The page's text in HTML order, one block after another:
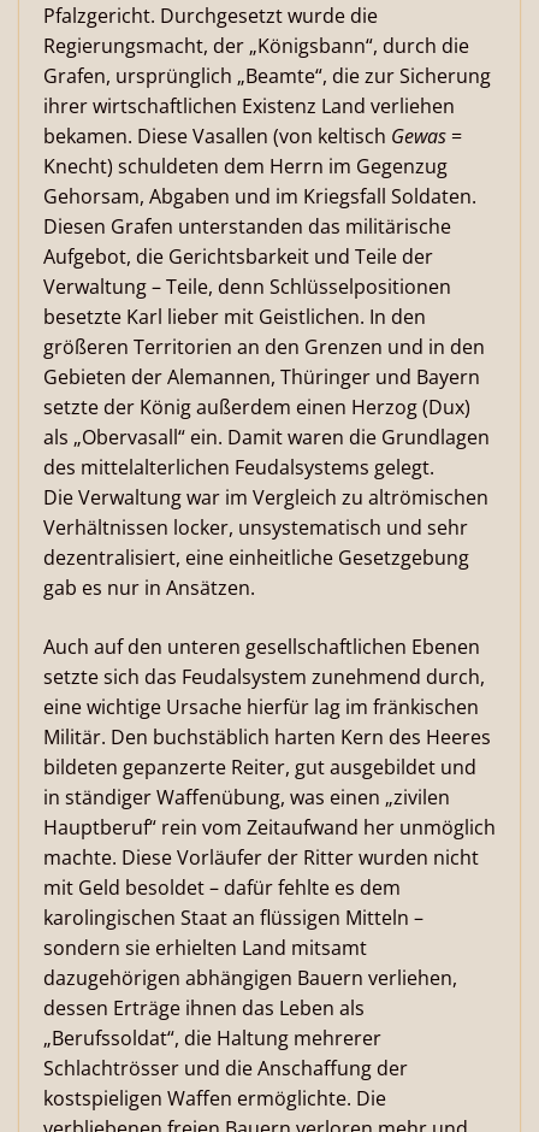
Pfalzgericht. Durchgesetzt wurde die
Regierungsmacht, der „Königsbann“, durch die
Grafen, ursprünglich „Beamte“, die zur Sicherung
ihrer wirtschaftlichen Existenz Land verliehen
bekamen. Diese Vasallen (von keltisch Gewas =
Knecht) schuldeten dem Herrn im Gegenzug
Gehorsam, Abgaben und im Kriegsfall Soldaten.
Diesen Grafen unterstanden das militärische
Aufgebot, die Gerichtsbarkeit und Teile der
Verwaltung – Teile, denn Schlüsselpositionen
besetzte Karl lieber mit Geistlichen. In den
größeren Territorien an den Grenzen und in den
Gebieten der Alemannen, Thüringer und Bayern
setzte der König außerdem einen Herzog (Dux)
als „Obervasall“ ein. Damit waren die Grundlagen
des mittelalterlichen Feudalsystems gelegt.
Die Verwaltung war im Vergleich zu altrömischen
Verhältnissen locker, unsystematisch und sehr
dezentralisiert, eine einheitliche Gesetzgebung
gab es nur in Ansätzen.
Auch auf den unteren gesellschaftlichen Ebenen
setzte sich das Feudalsystem zunehmend durch,
eine wichtige Ursache hierfür lag im fränkischen
Militär. Den buchstäblich harten Kern des Heeres
bildeten gepanzerte Reiter, gut ausgebildet und
in ständiger Waffenübung, was einen „zivilen
Hauptberuf“ rein vom Zeitaufwand her unmöglich
machte. Diese Vorläufer der Ritter wurden nicht
mit Geld besoldet – dafür fehlte es dem
karolingischen Staat an flüssigen Mitteln –
sondern sie erhielten Land mitsamt
dazugehörigen abhängigen Bauern verliehen,
dessen Erträge ihnen das Leben als
„Berufssoldat“, die Haltung mehrerer
Schlachtrösser und die Anschaffung der
kostspieligen Waffen ermöglichte. Die